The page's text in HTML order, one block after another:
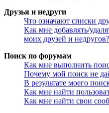
Друзья и недруги
Что означают списки
Как мне добавлять/
моих друзей и недругов?
Поиск по форумам
Как мне выполнить
Почему мой поиск не
В результате моего
Как мне найти
Как мне найти свои